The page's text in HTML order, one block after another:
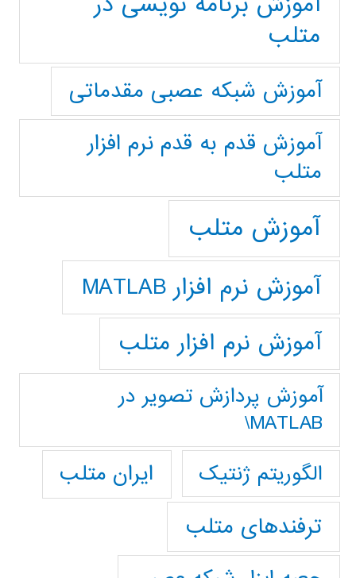
متلب
آموزش شبکه عصبی مقدماتی
آموزش قدم به قدم نرم افزار
متلب
آموزش متلب
آموزش نرم افزار MATLAB
آموزش نرم افزار متلب
آموزش پردازش تصوير در
MATLAB\
الگوریتم ژنتیک
ایران متلب
ترفندهای متلب